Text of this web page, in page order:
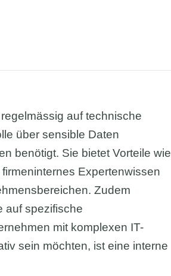
auf technische
über sensible Daten
benötigt. Sie bietet Vorteile wie
Expertenwissen
Zudem
auf spezifische
mit komplexen IT-
sein möchten, ist eine interne